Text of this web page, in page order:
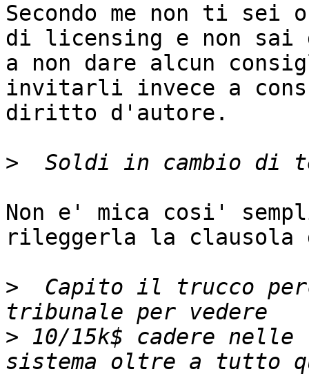
Secondo me non ti sei
di licensing e non
a non dare alcun
invitarli invece a
diritto d'autore.
>
Non e' mica cosi'
rileggerla la clausola
>
Capito il trucco
> 10/15k$ cadere